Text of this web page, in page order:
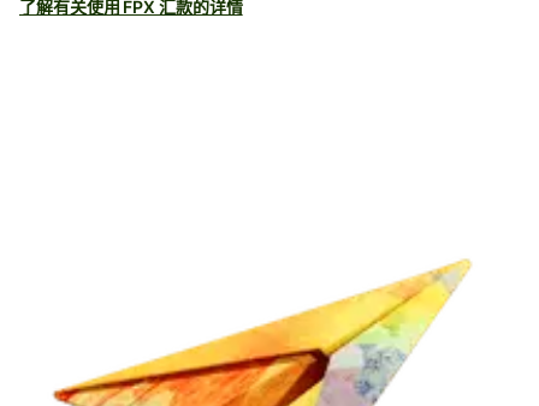
了解有关使用 FPX 汇款的详情